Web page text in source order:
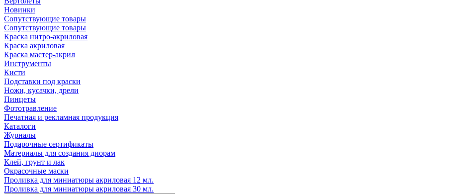
Новинки
Сопутствующие товары
Сопутствующие товары
Краска нитро-акриловая
Краска акриловая
Краска мастер-акрил
Инструменты
Кисти
Подставки под краски
Ножи, кусачки, дрели
Пинцеты
Фототравление
Печатная и рекламная продукция
Каталоги
Журналы
Подарочные сертификаты
Материалы для создания диорам
Клей, грунт и лак
Окрасочные маски
Проливка для миниатюры акриловая 12 мл.
Проливка для миниатюры акриловая 30 мл.